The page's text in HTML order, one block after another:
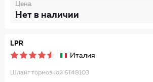
Цена
Нет в наличии
LPR
Италия
Шланг тормозной 6T48103